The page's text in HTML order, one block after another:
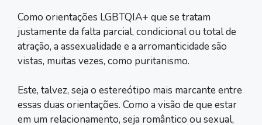
Como orientações LGBTQIA+ que se tratam
justamente da falta parcial, condicional ou total de
atração, a assexualidade e a arromanticidade são
vistas, muitas vezes, como puritanismo.
Este, talvez, seja o estereótipo mais marcante entre
essas duas orientações. Como a visão de que estar
em um relacionamento, seja romântico ou sexual,